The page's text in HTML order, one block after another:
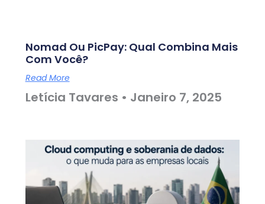
Nomad Ou PicPay: Qual Combina Mais
Com Você?
Read More
Letícia Tavares Janeiro 7, 2025